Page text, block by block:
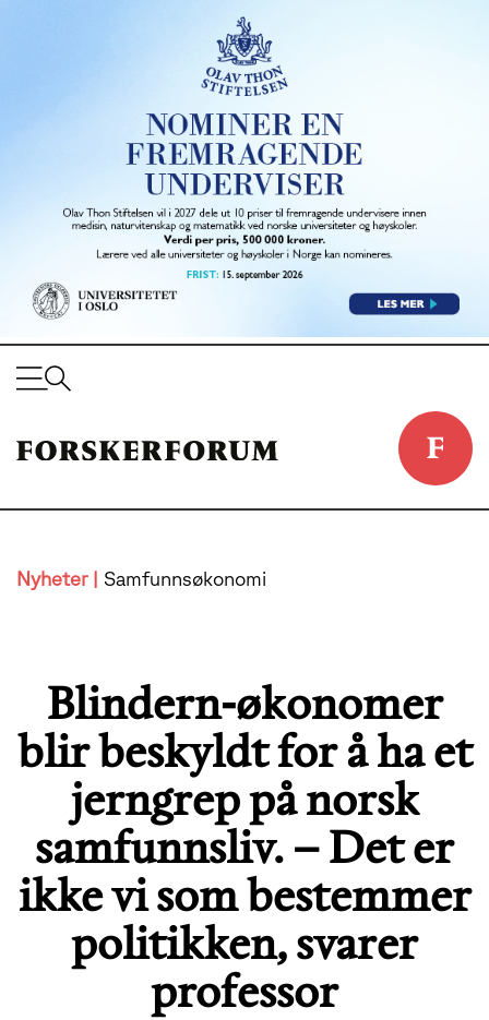
Nyheter | Samfunnsøkonomi
Blindern-økonomer
blir beskyldt for å ha et
jerngrep på norsk
samfunnsliv. – Det er
ikke vi som bestemmer
politikken, svarer
professor